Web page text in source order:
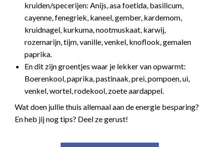
kruiden/specerijen: Anijs, asa foetida, basilicum,
cayenne, fenegriek, kaneel, gember, kardemom,
kruidnagel, kurkuma, nootmuskaat, karwij,
rozemarijn, tijm, vanille, venkel, knoflook, gemalen
paprika.
En dit zijn groentjes waar je lekker van opwarmt:
Boerenkool, paprika, pastinaak, prei, pompoen, ui,
venkel, wortel, rodekool, zoete aardappel.
Wat doen jullie thuis allemaal aan de energie besparing?
En heb jij nog tips? Deel ze gerust!